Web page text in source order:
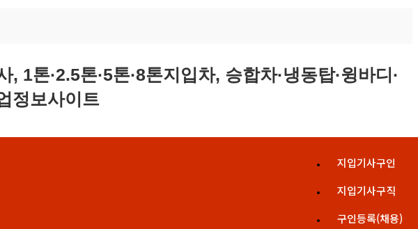
지입기사구인
지입기사구직
구인등록(채용)